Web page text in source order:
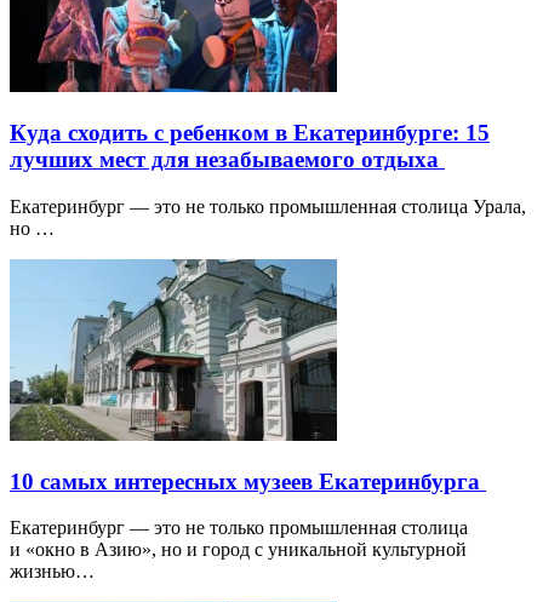
Куда сходить с ребенком в Екатеринбурге: 15
лучших мест для незабываемого отдыха
Екатеринбург — это не только промышленная столица Урала,
но …
10 самых интересных музеев Екатеринбурга
Екатеринбург — это не только промышленная столица
и «окно в Азию», но и город с уникальной культурной
жизнью…